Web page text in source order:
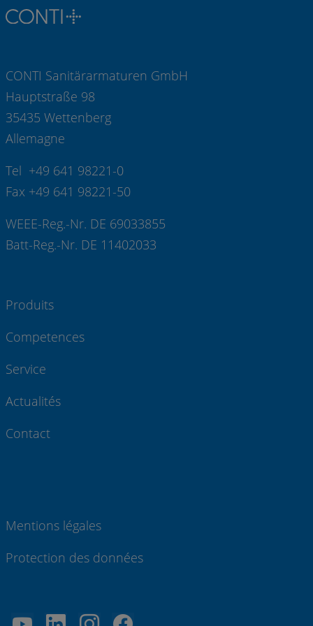
CONTI Sanitärarmaturen GmbH
Hauptstraße 98
35435 Wettenberg
Allemagne
Tel +49 641 98221-0
Fax +49 641 98221-50
WEEE-Reg.-Nr. DE 69033855
Batt-Reg.-Nr. DE 11402033
Produits
Competences
Service
Actualités
Contact
Mentions légales
Protection des données